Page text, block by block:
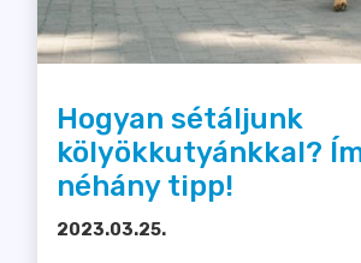
Hogyan sétáljunk
kölyökkutyánkkal?
néhány tipp!
2023.03.25.